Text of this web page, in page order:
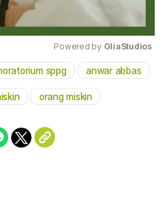
Mute
Powered by GliaStudios
sppg anwar abbas
orang miskin